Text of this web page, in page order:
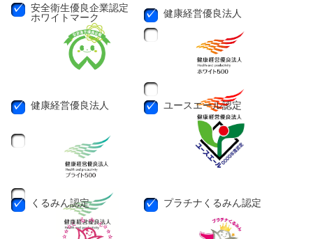
安全衛生優良企業認定
ホワイトマーク 健康経営優良法人
健康経営優良法人 ユースエール認定
くるみん認定 プラチナくるみん認定